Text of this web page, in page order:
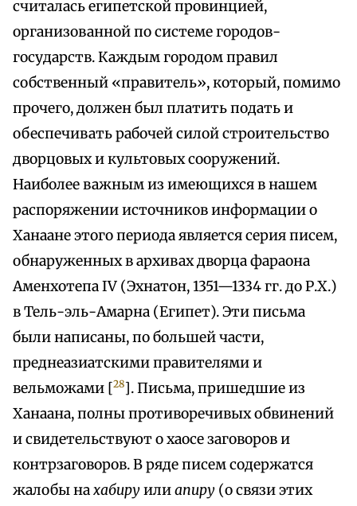
считалась египетской провинцией,
организованной по системе городов-
государств. Каждым городом правил
собственный «правитель», который, помимо
прочего, должен был платить подать и
обеспечивать рабочей силой строительство
дворцовых и культовых сооружений.
Наиболее важным из имеющихся в нашем
распоряжении источников информации о
Ханаане этого периода является серия писем,
обнаруженных в архивах дворца фараона
Аменхотепа IV (Эхнатон, 1351—1334 гг. до Р.Х.)
в Тель-эль-Амарна (Египет). Эти письма
были написаны, по большей части,
преднеазиатскими правителями и
вельможами [28]. Письма, пришедшие из
Ханаана, полны противоречивых обвинений
и свидетельствуют о хаосе заговоров и
контрзаговоров. В ряде писем содержатся
жалобы нахабируилиапиру (о связи этих